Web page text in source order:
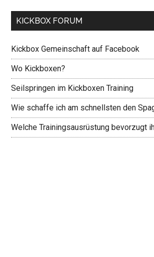
KICKBOX FORUM
Kickbox Gemeinschaft auf Facebook
Wo Kickboxen?
Seilspringen im Kickboxen Training
Wie schaffe ich am schnellsten den
Welche Trainingsausrüstung bevorzugt